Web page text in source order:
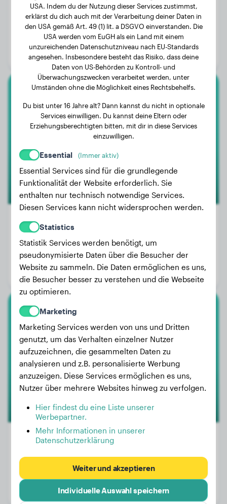
Gewicht:
32 kg
2 Jahre, 3 Monate
Geschlecht:
Hündinn
Duvelke
Gewicht:
Alter:
2 Jahre, 2 Monate
Geschlecht:
Rüde
Muppetgroot
Alter:
3 Jahre, 10 Monate
Geschlecht:
USA. Indem du der Nutzung dieser Services zustimmst,
erklärst du dich auch mit der Verarbeitung deiner Daten in
den USA gemäß Art. 49 (1) lit. a DSGVO einverstanden. Die
USA werden vom EuGH als ein Land mit einem
unzureichenden Datenschutzniveau nach EU-Standards
angesehen. Insbesondere besteht das Risiko, dass deine
Daten von US-Behörden zu Kontroll- und
Überwachungszwecken verarbeitet werden, unter
Umständen ohne die Möglichkeit eines Rechtsbehelfs.
Du bist unter 16 Jahre alt? Dann kannst du nicht in optionale
Services einwilligen. Du kannst deine Eltern oder
Erziehungsberechtigten bitten, mit dir in diese Services
einzuwilligen.
Essential (Immer aktiv)
Essential Services sind für die grundlegende
Funktionalität der Website erforderlich. Sie
enthalten nur technisch notwendige Services.
Diesen Services kann nicht widersprochen werden.
Statistics
Statistik Services werden benötigt, um
pseudonymisierte Daten über die Besucher der
Website zu sammeln. Die Daten ermöglichen es uns,
die Besucher besser zu verstehen und die Webseite
zu optimieren.
Marketing
Marketing Services werden von uns und Dritten
genutzt, um das Verhalten einzelner Nutzer
aufzuzeichnen, die gesammelten Daten zu
analysieren und z.B. personalisierte Werbung
anzuzeigen. Diese Services ermöglichen es uns,
Nutzer über mehrere Websites hinweg zu verfolgen.
Hier findest du eine Liste unserer
Werbepartner.
Mehr Informationen in unserer
Datenschutzerklärung
Weiter und akzeptieren
Individuelle Auswahl speichern